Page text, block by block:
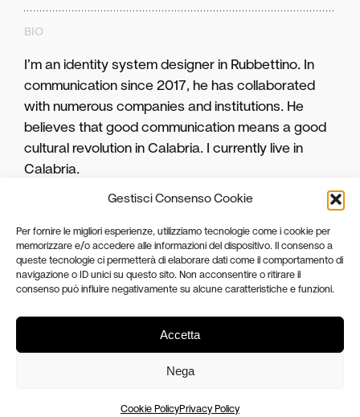
Gestisci Consenso Cookie
Per fornire le migliori esperienze, utilizziamo tecnologie come i cookie per
memorizzare e/o accedere alle informazioni del dispositivo. Il consenso a
queste tecnologie ci permetterà di elaborare dati come il comportamento di
navigazione o ID unici su questo sito. Non acconsentire o ritirare il
consenso può influire negativamente su alcune caratteristiche e funzioni.
Accetta
Nega
Cookie PolicyPrivacy Policy
BIO
I’m an identity system designer in Rubbettino. In
communication since 2017, he has collaborated
with numerous companies and institutions. He
believes that good communication means a good
cultural revolution in Calabria. I currently live in
Calabria.
antonio.iaconesso@rubbettino.it
For further information or for any queries please feel free to
get in touch via e-mail.